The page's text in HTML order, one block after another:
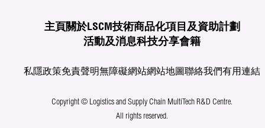
主頁 關於LSCM技術商品化項目及資助計劃
活動及消息科技分享會籍
私隱政策免責聲明無障礙網站網站地圖聯絡我們有用連結
Copyright © Logistics and Supply Chain MultiTech R&D Centre.
All rights reserved.